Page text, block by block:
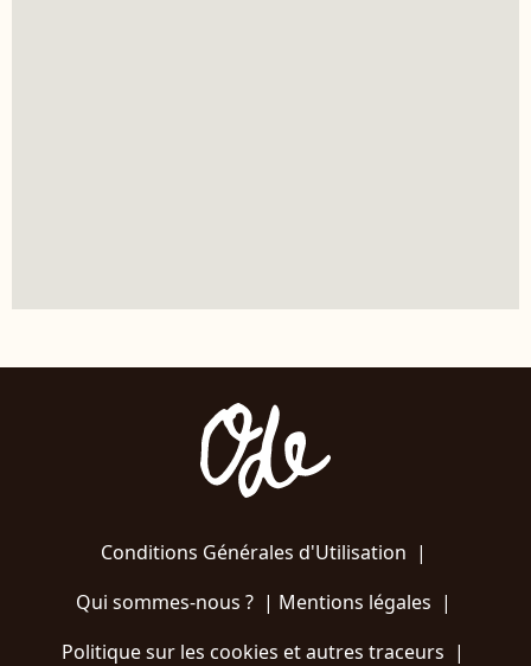
Conditions Générales d'Utilisation |
Qui sommes-nous ?| Mentions légales |
Politique sur les cookies et autres traceurs |